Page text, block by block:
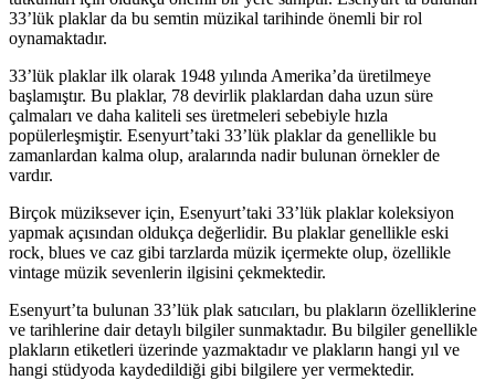
33’lük plaklar da bu semtin müzikal tarihinde önemli bir rol
oynamaktadır.
33’lük plaklar ilk olarak 1948 yılında Amerika’da üretilmeye
başlamıştır. Bu plaklar, 78 devirlik plaklardan daha uzun süre
çalmaları ve daha kaliteli ses üretmeleri sebebiyle hızla
popülerleşmiştir. Esenyurt’taki 33’lük plaklar da genellikle bu
zamanlardan kalma olup, aralarında nadir bulunan örnekler de
vardır.
Birçok müziksever için, Esenyurt’taki 33’lük plaklar koleksiyon
yapmak açısından oldukça değerlidir. Bu plaklar genellikle eski
rock, blues ve caz gibi tarzlarda müzik içermekte olup, özellikle
vintage müzik sevenlerin ilgisini çekmektedir.
Esenyurt’ta bulunan 33’lük plak satıcıları, bu plakların özelliklerine
ve tarihlerine dair detaylı bilgiler sunmaktadır. Bu bilgiler genellikle
plakların etiketleri üzerinde yazmaktadır ve plakların hangi yıl ve
hangi stüdyoda kaydedildiği gibi bilgilere yer vermektedir.